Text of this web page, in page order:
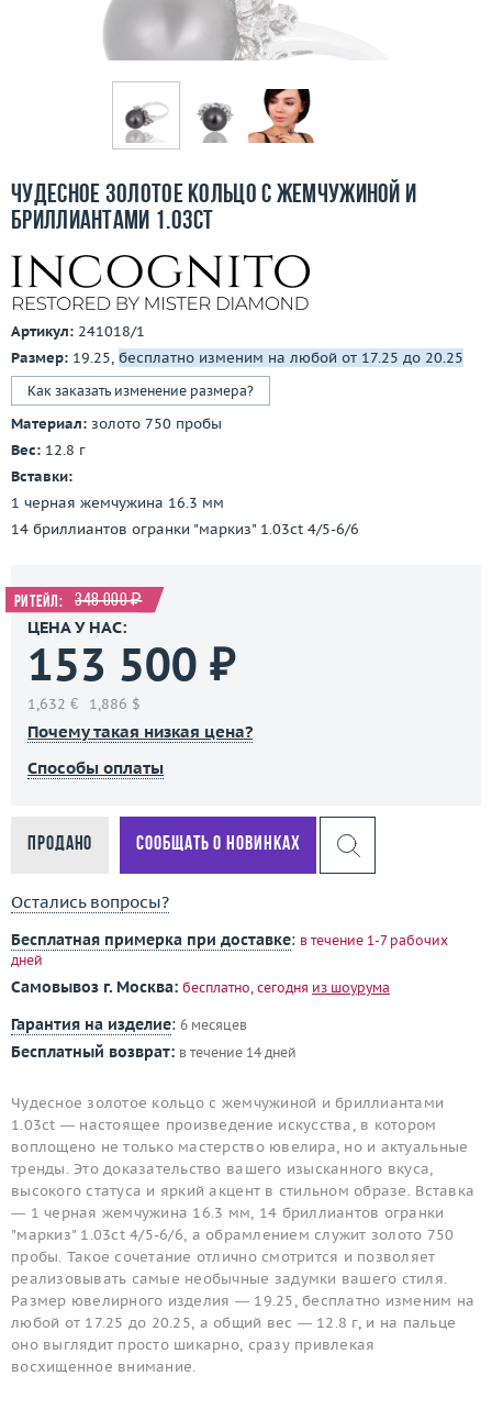
Бесплатная доставка
Покупка и оплата
Контакты
3D-тур по шоуруму
Чудесное золотое кольцо с жемчужиной и
бриллиантами 1.03ct
Артикул: 241018/1
Размер: 19.25, бесплатно изменим на любой от 17.25 до 20.25
Как заказать изменение размера?
Материал: золото 750 пробы
Вес: 12.8 г
Вставки:
1 черная жемчужина 16.3 мм
14 бриллиантов огранки "маркиз" 1.03ct 4/5-6/6
Ритейл: 348 000 ₽
ЦЕНА У НАС:
153 500 ₽
1,632 € 1,886 $
Почему такая низкая цена?
Способы оплаты
Продано Сообщать о новинках
Остались вопросы?
Бесплатная примерка при доставке: в течение 1-7 рабочих
дней
Самовывоз г. Москва: бесплатно, сегодня из шоурума
Гарантия на изделие: 6 месяцев
Бесплатный возврат: в течение 14 дней
Чудесное золотое кольцо с жемчужиной и бриллиантами
1.03ct — настоящее произведение искусства, в котором
воплощено не только мастерство ювелира, но и актуальные
тренды. Это доказательство вашего изысканного вкуса,
высокого статуса и яркий акцент в стильном образе. Вставка
— 1 черная жемчужина 16.3 мм, 14 бриллиантов огранки
"маркиз" 1.03ct 4/5-6/6, а обрамлением служит золото 750
пробы. Такое сочетание отлично смотрится и позволяет
реализовывать самые необычные задумки вашего стиля.
Размер ювелирного изделия — 19.25, бесплатно изменим на
любой от 17.25 до 20.25, а общий вес — 12.8 г, и на пальце
оно выглядит просто шикарно, сразу привлекая
восхищенное внимание.